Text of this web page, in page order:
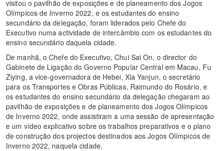
visitou o pavilhão de exposições e de planeamento dos Jogos
Olímpicos de Inverno 2022, e os estudantes do ensino
secundário da delegação, foram liderados pelo Chefe do
Executivo numa actividade de intercâmbio com os estudantes do
ensino secundário daquela cidade.
De manhã, o Chefe do Executivo, Chui Sai On, o director do
Gabinete de Ligação do Governo Popular Central em Macau, Fu
Ziying, a vice-governadora de Hebei, Xia Yanjun, o secretário
para os Transportes e Obras Públicas, Raimundo do Rosário, e
os estudantes do ensino secundário da delegação chegaram ao
pavilhão de exposições e de planeamento dos Jogos Olímpicos
de Inverno 2022, onde assistiram a uma sessão de apresentação
e um vídeo explicativo sobre os trabalhos preparativos e o plano
de construção dos projectos destinados aos Jogos Olímpicos de
Inverno 2022, naquela cidade.